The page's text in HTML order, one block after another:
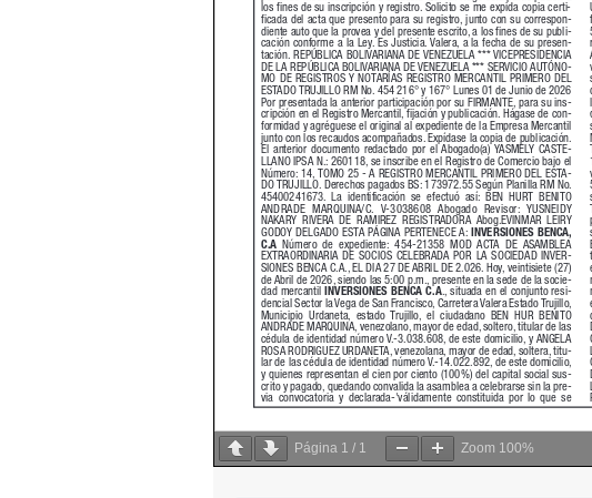
Página 1 / 1 Zoom 100%